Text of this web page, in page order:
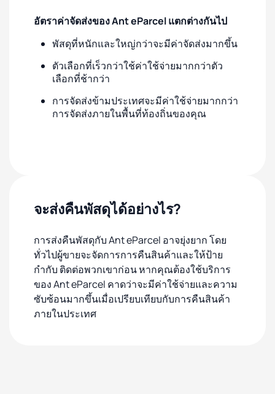
อัตราค่าจัดส่งของ Ant eParcel แตกต่างกันไป
พัสดุที่หนักและใหญ่กว่าจะมีค่าจัดส่งมากขึ้น
ตัวเลือกที่เร็วกว่าใช้ค่าใช้จ่ายมากกว่าตัว
เลือกที่ช้ากว่า
การจัดส่งข้ามประเทศจะมีค่าใช้จ่ายมากกว่า
การจัดส่งภายในพื้นที่ท้องถิ่นของคุณ
จะส่งคืนพัสดุได้อย่างไร?
การส่งคืนพัสดุกับ Ant eParcel อาจยุ่งยาก โดย
ทั่วไปผู้ขายจะจัดการการคืนสินค้าและให้ป้าย
กำกับ ติดต่อพวกเขาก่อน หากคุณต้องใช้บริการ
ของ Ant eParcel คาดว่าจะมีค่าใช้จ่ายและความ
ซับซ้อนมากขึ้นเมื่อเปรียบเทียบกับการคืนสินค้า
ภายในประเทศ